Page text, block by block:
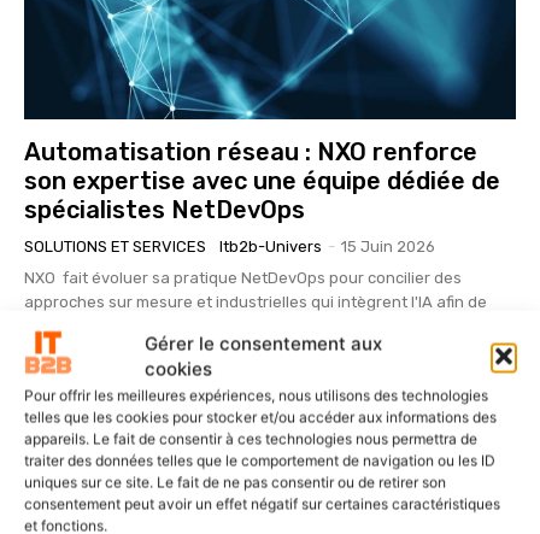
Gérer le consentement aux
cookies
Pour offrir les meilleures expériences, nous utilisons des technologies
telles que les cookies pour stocker et/ou accéder aux informations des
appareils. Le fait de consentir à ces technologies nous permettra de
traiter des données telles que le comportement de navigation ou les ID
uniques sur ce site. Le fait de ne pas consentir ou de retirer son
consentement peut avoir un effet négatif sur certaines caractéristiques
et fonctions.
Automatisation réseau : NXO renforce
son expertise avec une équipe dédiée de
spécialistes NetDevOps
SOLUTIONS ET SERVICES Itb2b-Univers - 15 Juin 2026
NXO fait évoluer sa pratique NetDevOps pour concilier des
approches sur mesure et industrielles qui intègrent l'IA afin de
répondre aux spécificités des clients...